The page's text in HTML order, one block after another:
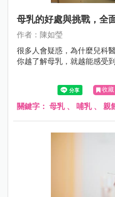
母乳的好處與挑戰，全
作者：陳如瑩
很多人會疑惑，為什麼兒科
你越了解母乳，就越能感受
收藏
關鍵字： 母乳、 哺乳、 親